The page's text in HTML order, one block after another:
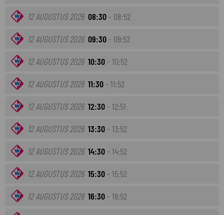
12 AUGUSTUS 2026 08:30 - 08:52
12 AUGUSTUS 2026 09:30 - 09:52
12 AUGUSTUS 2026 10:30 - 10:52
12 AUGUSTUS 2026 11:30 - 11:52
12 AUGUSTUS 2026 12:30 - 12:51
12 AUGUSTUS 2026 13:30 - 13:52
12 AUGUSTUS 2026 14:30 - 14:52
12 AUGUSTUS 2026 15:30 - 15:52
12 AUGUSTUS 2026 16:30 - 16:52